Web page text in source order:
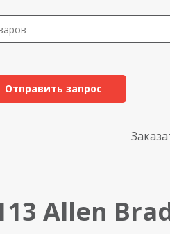
Отправить запрос
Allen